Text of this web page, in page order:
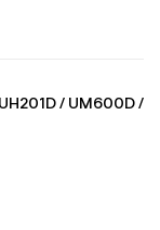
/ UM600D /